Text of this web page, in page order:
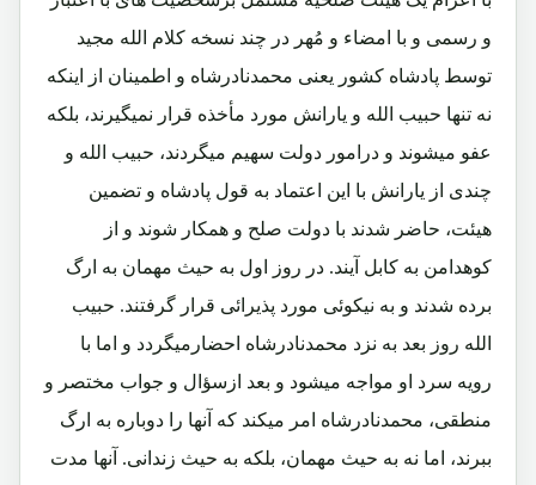
و رسمی و با امضاء و مُهر در چند نسخه کلام الله مجید
توسط پادشاه کشور یعنی محمدنادرشاه و اطمینان از اینکه
نه تنها حبیب الله و یارانش مورد مأخذه قرار نمیگیرند، بلکه
عفو میشوند و درامور دولت سهیم میگردند، حبیب الله و
چندی از یارانش با این اعتماد به قول پادشاه و تضمین
هیئت، حاضر شدند با دولت صلح و همکار شوند و از
کوهدامن به کابل آیند. در روز اول به حیث مهمان به ارگ
برده شدند و به نیکوئی مورد پذیرائی قرار گرفتند. حبیب
الله روز بعد به نزد محمدنادرشاه احضارمیگردد و اما با
رویه سرد او مواجه میشود و بعد ازسؤال و جواب مختصر و
منطقی، محمدنادرشاه امر میکند که آنها را دوباره به ارگ
ببرند، اما نه به حیث مهمان، بلکه به حیث زندانی. آنها مدت